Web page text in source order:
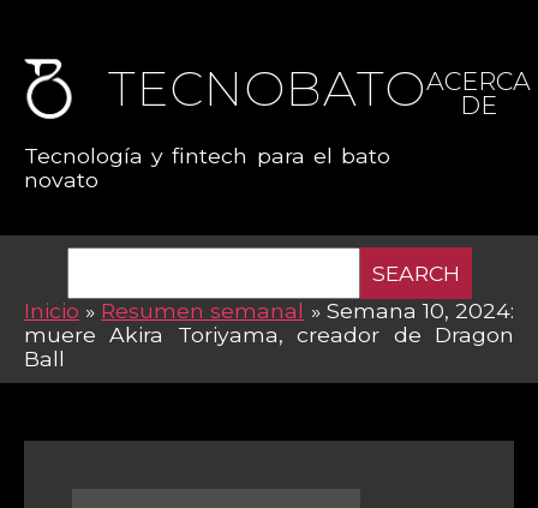
TECNOBATO
Tecnología y fintech para el bato
novato
ACERCA
DE
SEARCH
Inicio » Resumen semanal » Semana 10, 2024:
muere Akira Toriyama, creador de Dragon
Ball